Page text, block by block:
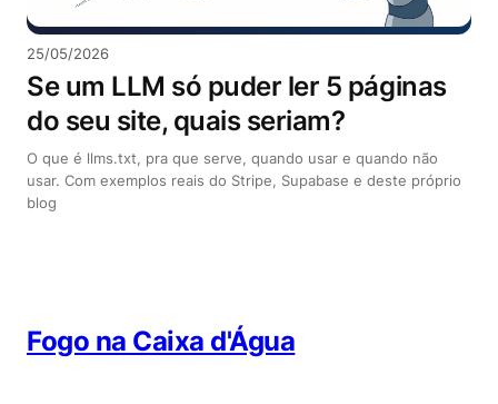
25/05/2026
Se um LLM só puder ler 5 páginas
do seu site, quais seriam?
O que é llms.txt, pra que serve, quando usar e quando não
usar. Com exemplos reais do Stripe, Supabase e deste próprio
blog
Fogo na Caixa d'Água